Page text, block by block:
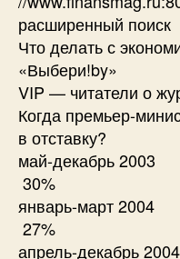
расширенный поиск
Что делать с
«Выбери!by»
VIP — читатели о
Когда премьер-
в отставку?
май-декабрь 2003
30%
январь-март 2004
27%
апрель-декабрь 2004